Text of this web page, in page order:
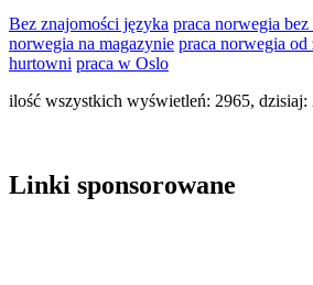
Bez znajomości języka praca norwegia
norwegia na magazynie praca norwegia od
hurtowni praca w Oslo
ilość wszystkich wyświetleń: 2965, dzisiaj:
Linki sponsorowane